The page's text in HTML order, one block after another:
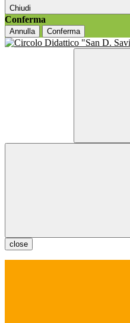
Chiudi
Conferma
Annulla Conferma
close